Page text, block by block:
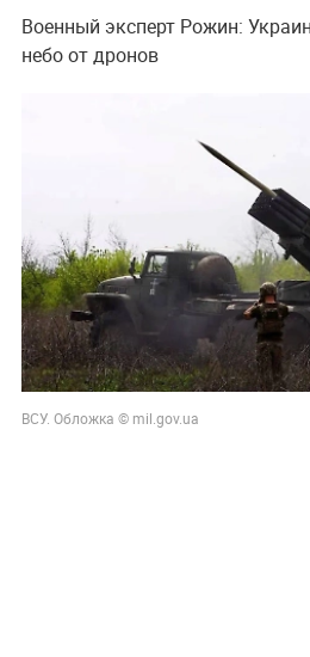
Военный эксперт Рожин:
небо от дронов
ВСУ. Обложка © mil.gov.ua